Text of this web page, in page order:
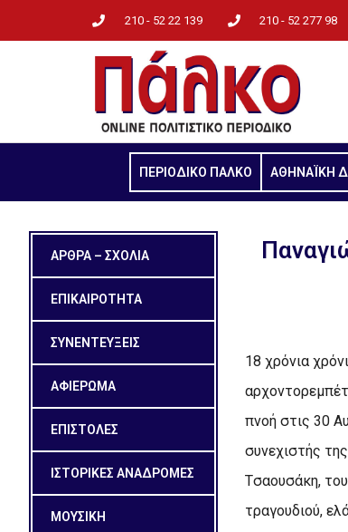
210 - 52 22 139 210 - 52 277 98
ΠΕΡΙΟΔΙΚΟ ΠΑΛΚΟ ΑΘΗΝΑΪΚΗ
ΑΡΘΡΑ – ΣΧΟΛΙΑ
ΕΠΙΚΑΙΡΟΤΗΤΑ
ΣΥΝΕΝΤΕΥΞΕΙΣ
ΑΦΙΕΡΩΜΑ
ΕΠΙΣΤΟΛΕΣ
ΙΣΤΟΡΙΚΕΣ ΑΝΑΔΡΟΜΕΣ
ΜΟΥΣΙΚΗ
18 χρόνια
πνοή στις 30
συνεχιστής
Tσαουσάκη,
τραγουδιού,